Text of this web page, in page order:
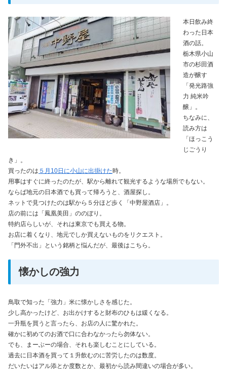
本日飲み終
わった日本
酒の話。
栃木県小山
市の杉田酒
造が醸す
「発光路強
力 純米吟
醸」。
ちなみに、
読み方は
「ほっこう
じごうり
き」。
買ったのは ５月10日に小山に出掛けた時。
用事はすぐに終ったのたが、駅から離れて観光するような場所でもない。
ならば地元の日本酒でも買って帰ろうと、酒屋探し。
ネットで見つけたのは駅から５分ほど歩く「中野屋酒店」。
店の前には「鳳凰美田」ののぼり。
特約店らしいが、それは東京でも買える物。
お店に着くなり、地元でしか買えないものをリクエスト。
「門外不出」という銘柄と悩んだが、最後はこちら。
懐かしの強力
鳥取で知った「強力」米に懐かしさを感じた。
少し高かったけど、お出かけすると財布のひもは緩くなる。
一升瓶を買うと言ったら、お店の人に驚かれた。
確かに初めてのお酒で口に合わなかったら勿体ない。
でも、まーぶーの場合、それも楽しむことにしている。
過去に日本酒を買って１升飲むのに苦労したのは数度。
だいたいはアル添とか度数とか、最初から読み間違いの場合が多い。